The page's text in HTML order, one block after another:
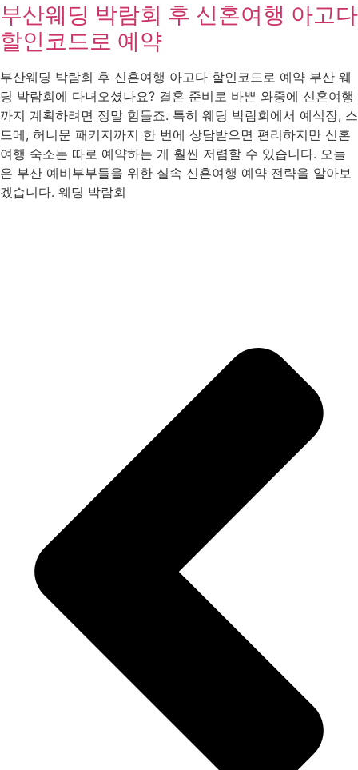
부산웨딩 박람회 후 신혼여행 아고다
할인코드로 예약
부산웨딩 박람회 후 신혼여행 아고다 할인코드로 예약 부산 웨
딩 박람회에 다녀오셨나요? 결혼 준비로 바쁜 와중에 신혼여행
까지 계획하려면 정말 힘들죠. 특히 웨딩 박람회에서 예식장, 스
드메, 허니문 패키지까지 한 번에 상담받으면 편리하지만 신혼
여행 숙소는 따로 예약하는 게 훨씬 저렴할 수 있습니다. 오늘
은 부산 예비부부들을 위한 실속 신혼여행 예약 전략을 알아보
겠습니다. 웨딩 박람회